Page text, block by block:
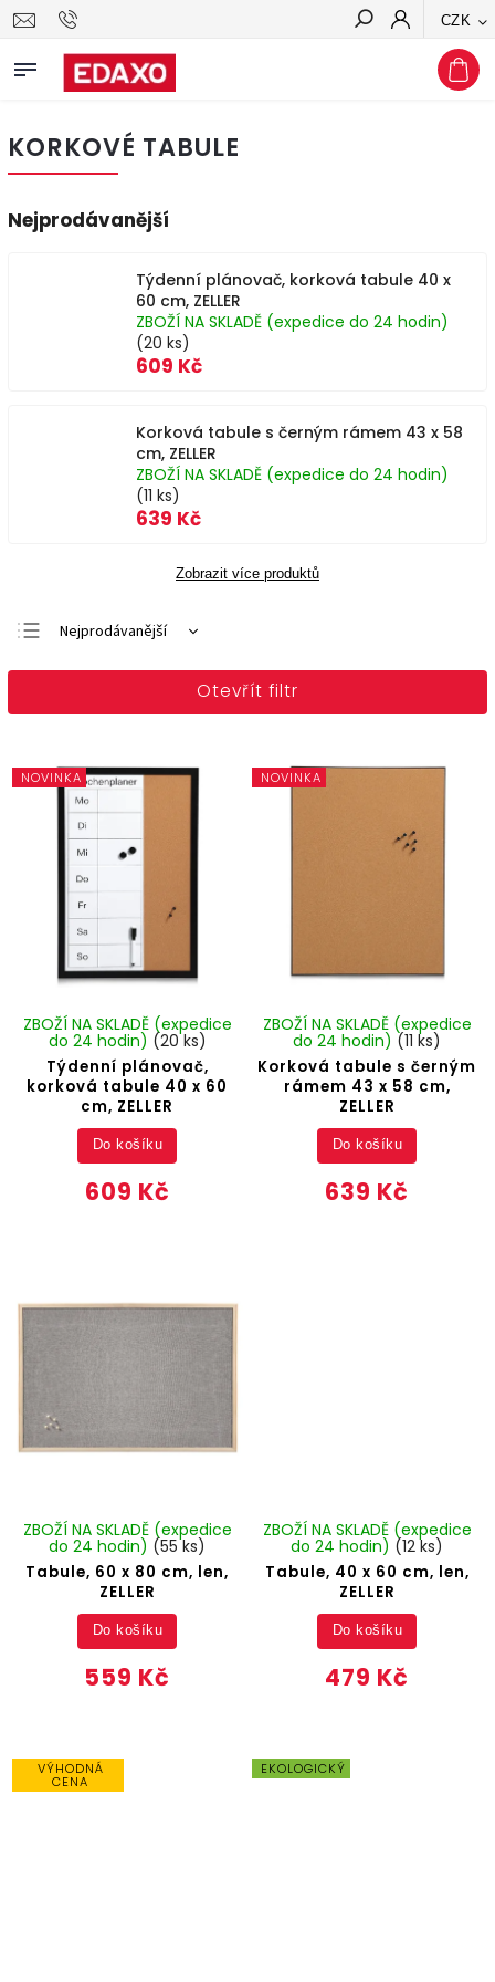
CZK
Hledat
KORKOVÉ TABULE
Nejprodávanější
Týdenní plánovač, korková tabule 40 x
60 cm, ZELLER
ZBOŽÍ NA SKLADĚ (expedice do 24 hodin)
(20 ks)
609 Kč
Korková tabule s černým rámem 43 x 58
cm, ZELLER
ZBOŽÍ NA SKLADĚ (expedice do 24 hodin)
(11 ks)
639 Kč
Zobrazit více produktů
Doporučujeme
Nejprodávanější
Abecedně
Otevřít filtr
NOVINKA
Týdenní plánovač,
korková tabule 40 x 60
cm, ZELLER
ZBOŽÍ NA SKLADĚ (expedice
do 24 hodin) (20 ks)
609 Kč
Do košíku
NOVINKA
Korková tabule s černým
rámem 43 x 58 cm,
ZELLER
ZBOŽÍ NA SKLADĚ (expedice
do 24 hodin) (11 ks)
639 Kč
Do košíku
Tabule, 60 x 80 cm, len,
ZELLER
ZBOŽÍ NA SKLADĚ (expedice
do 24 hodin) (55 ks)
559 Kč
Do košíku
Tabule, 40 x 60 cm, len,
ZELLER
ZBOŽÍ NA SKLADĚ (expedice
do 24 hodin) (12 ks)
479 Kč
Do košíku
VÝHODNÁ
CENA
EKOLOGICKÝ